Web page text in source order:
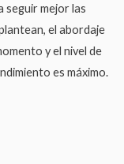
seguir mejor las
el abordaje
y el nivel de
es máximo.